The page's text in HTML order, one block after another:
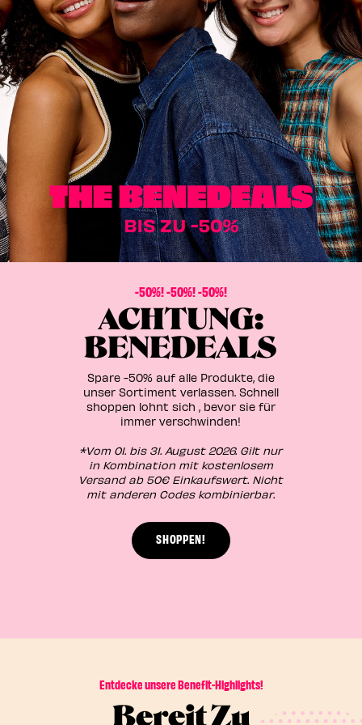
-50%! -50%! -50%!
ACHTUNG:
BENEDEALS
Spare -50% auf alle Produkte, die
unser Sortiment verlassen. Schnell
shoppen lohnt sich , bevor sie für
immer verschwinden!
*Vom 01. bis 31. August 2026. Gilt nur
in Kombination mit kostenlosem
Versand ab 50€ Einkaufswert. Nicht
mit anderen Codes kombinierbar.
SHOPPEN!
Entdecke unsere Benefit-Highlights!
Bereit Zu